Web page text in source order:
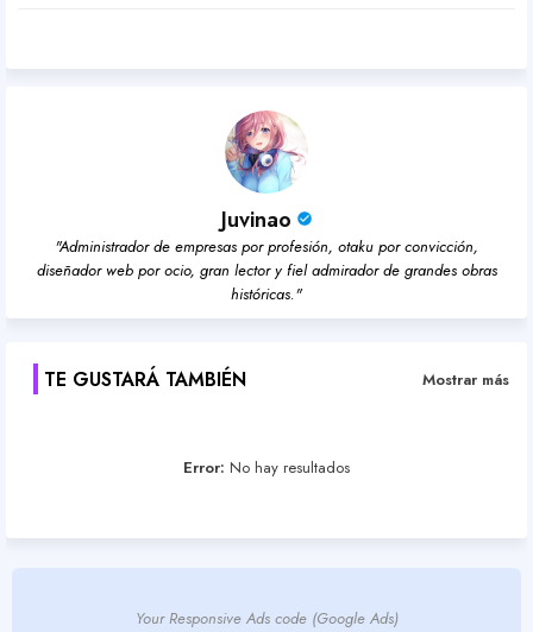
Juvinao
"Administrador de empresas por profesión, otaku por convicción,
diseñador web por ocio, gran lector y fiel admirador de grandes obras
históricas."
TE GUSTARÁ TAMBIÉN Mostrar más
Error: No hay resultados
Your Responsive Ads code (Google Ads)